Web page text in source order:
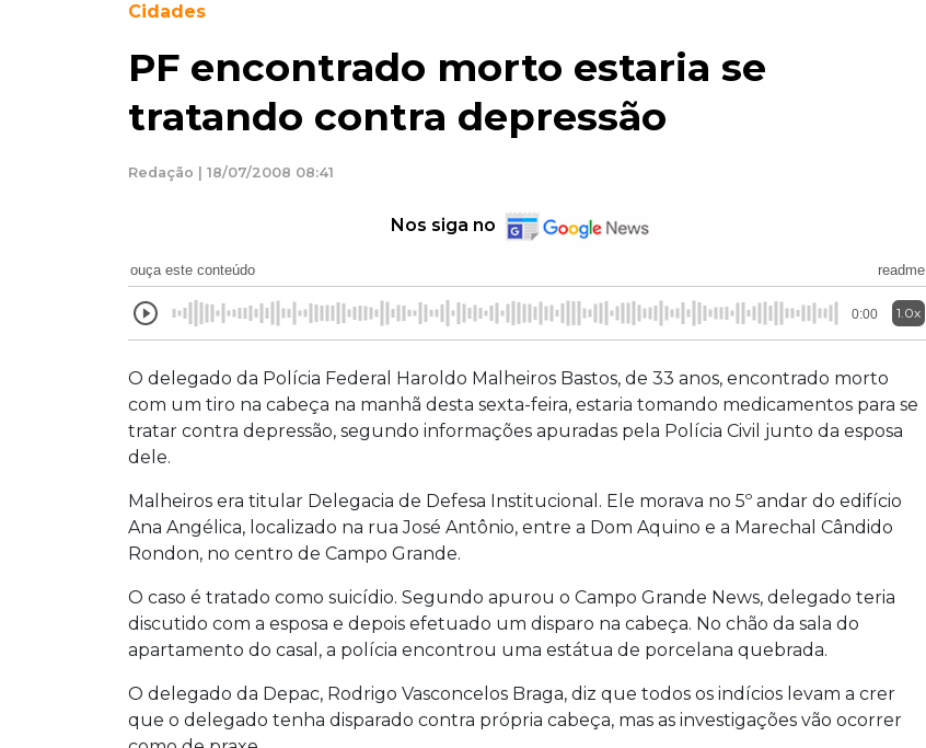
Cidades
PF encontrado morto estaria se
tratando contra depressão
Redação | 18/07/2008 08:41
Nos siga no
ouça este conteúdo readme
0:00 1.0x
O delegado da Polícia Federal Haroldo Malheiros Bastos, de 33 anos, encontrado morto
com um tiro na cabeça na manhã desta sexta-feira, estaria tomando medicamentos para se
tratar contra depressão, segundo informações apuradas pela Polícia Civil junto da esposa
dele.
Malheiros era titular Delegacia de Defesa Institucional. Ele morava no 5º andar do edifício
Ana Angélica, localizado na rua José Antônio, entre a Dom Aquino e a Marechal Cândido
Rondon, no centro de Campo Grande.
O caso é tratado como suicídio. Segundo apurou o Campo Grande News, delegado teria
discutido com a esposa e depois efetuado um disparo na cabeça. No chão da sala do
apartamento do casal, a polícia encontrou uma estátua de porcelana quebrada.
O delegado da Depac, Rodrigo Vasconcelos Braga, diz que todos os indícios levam a crer
que o delegado tenha disparado contra própria cabeça, mas as investigações vão ocorrer